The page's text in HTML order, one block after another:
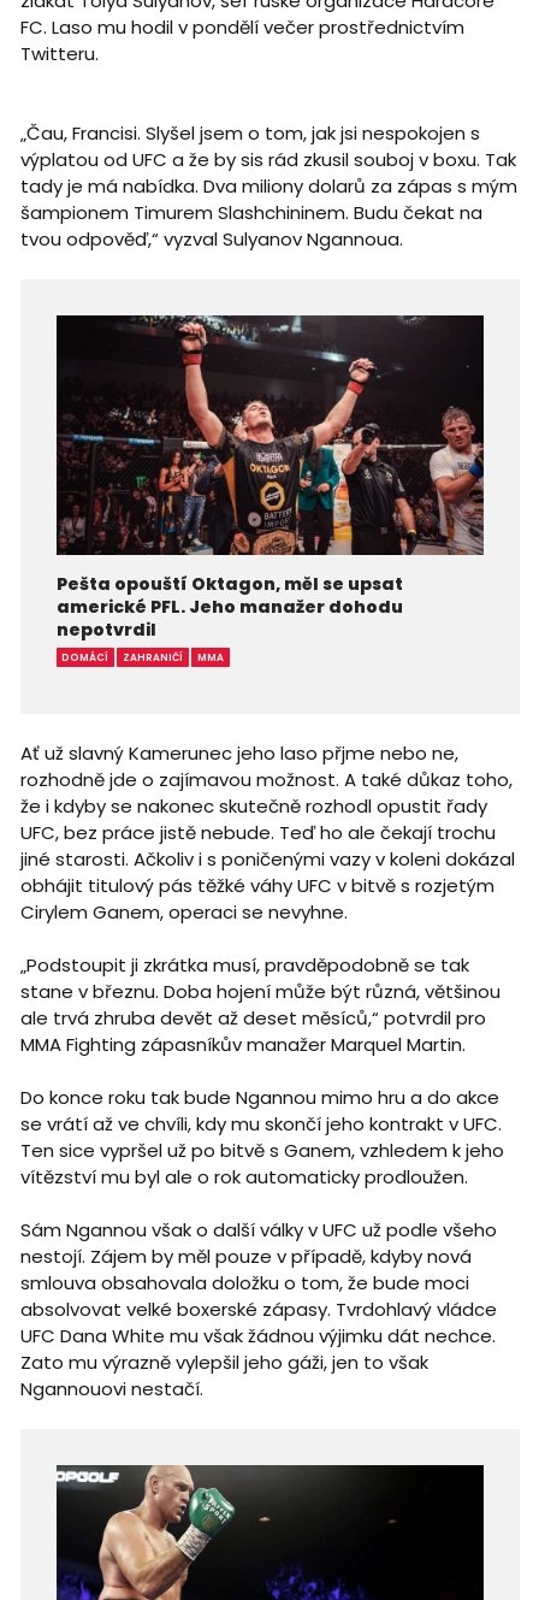
FC. Laso mu hodil v pondělí večer prostřednictvím
Twitteru.
„Čau, Francisi. Slyšel jsem o tom, jak jsi nespokojen s
výplatou od UFC a že by sis rád zkusil souboj v boxu. Tak
tady je má nabídka. Dva miliony dolarů za zápas s mým
šampionem Timurem Slashchininem. Budu čekat na
tvou odpověď,“ vyzval Sulyanov Ngannoua.
Pešta opouští Oktagon, měl se upsat
americké PFL. Jeho manažer dohodu
nepotvrdil
DOMÁCÍ ZAHRANIČÍ MMA
Ať už slavný Kamerunec jeho laso přjme nebo ne,
rozhodně jde o zajímavou možnost. A také důkaz toho,
že i kdyby se nakonec skutečně rozhodl opustit řady
UFC, bez práce jistě nebude. Teď ho ale čekají trochu
jiné starosti. Ačkoliv i s poničenými vazy v koleni dokázal
obhájit titulový pás těžké váhy UFC v bitvě s rozjetým
Cirylem Ganem, operaci se nevyhne.
„Podstoupit ji zkrátka musí, pravděpodobně se tak
stane v březnu. Doba hojení může být různá, většinou
ale trvá zhruba devět až deset měsíců,“ potvrdil pro
MMA Fighting zápasníkův manažer Marquel Martin.
Do konce roku tak bude Ngannou mimo hru a do akce
se vrátí až ve chvíli, kdy mu skončí jeho kontrakt v UFC.
Ten sice vypršel už po bitvě s Ganem, vzhledem k jeho
vítězství mu byl ale o rok automaticky prodloužen.
Sám Ngannou však o další války v UFC už podle všeho
nestojí. Zájem by měl pouze v případě, kdyby nová
smlouva obsahovala doložku o tom, že bude moci
absolvovat velké boxerské zápasy. Tvrdohlavý vládce
UFC Dana White mu však žádnou výjimku dát nechce.
Zato mu výrazně vylepšil jeho gáži, jen to však
Ngannouovi nestačí.